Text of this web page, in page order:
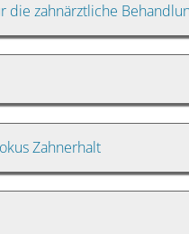
die zahnärztliche
Zahnerhalt